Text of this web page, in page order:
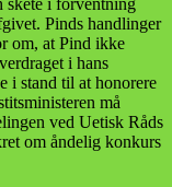
Pinds handlinger
om, at Pind ikke
i hans
i stand til at honorere
må
ved Uetisk Råds
om åndelig konkurs